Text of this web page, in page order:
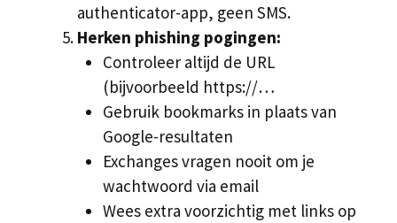
authenticator-app, geen SMS.
Herken phishing pogingen:
Controleer altijd de URL
(bijvoorbeeld https://…
Gebruik bookmarks in plaats van
Google-resultaten
Exchanges vragen nooit om je
wachtwoord via email
Wees extra voorzichtig met links op